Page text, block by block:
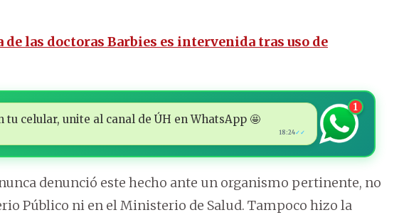
de las doctoras Barbies es intervenida tras uso de
tu celular, unite al canal de ÚH en WhatsApp 🤩
18:24✓✓
1
denunció este hecho ante un organismo pertinente, no
Público ni en el Ministerio de Salud. Tampoco hizo la